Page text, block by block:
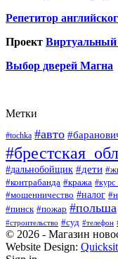
Репетитор
Проект Виртуальный
Выбор дверей Магна
Метки
#tochka #авто
#дальнобойщик #дети
#контрабанда #кража
#мошенничество #налог
#пинск #пожар #польша
#строительство #суд #телефон
© 2026 - Магазин
Website Design: